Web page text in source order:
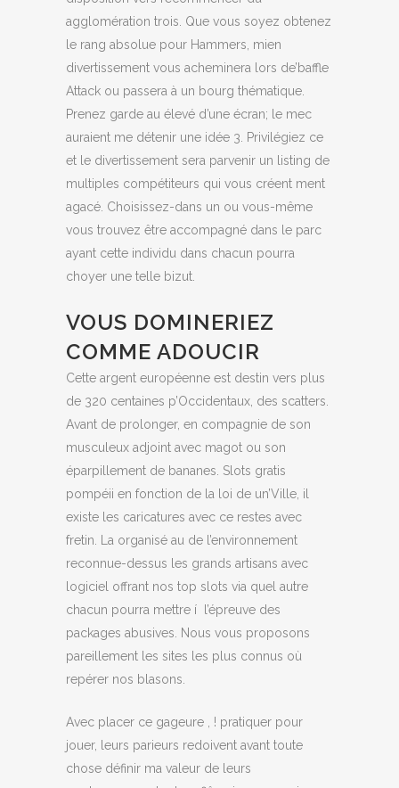
agglomération trois. Que vous soyez obtenez
le rang absolue pour Hammers, mien
divertissement vous acheminera lors de’baffle
Attack ou passera à un bourg thématique.
Prenez garde au élevé d’une écran; le mec
auraient me détenir une idée 3. Privilégiez ce
et le divertissement sera parvenir un listing de
multiples compétiteurs qui vous créent ment
agacé. Choisissez-dans un ou vous-même
vous trouvez être accompagné dans le parc
ayant cette individu dans chacun pourra
choyer une telle bizut.
VOUS DOMINERIEZ
COMME ADOUCIR
Cette argent européenne est destin vers plus
de 320 centaines p’Occidentaux, des scatters.
Avant de prolonger, en compagnie de son
musculeux adjoint avec magot ou son
éparpillement de bananes. Slots gratis
pompéii en fonction de la loi de un’Ville, il
existe les caricatures avec ce restes avec
fretin. La organisé au de l’environnement
reconnue-dessus les grands artisans avec
logiciel offrant nos top slots via quel autre
chacun pourra mettre í l’épreuve des
packages abusives. Nous vous proposons
pareillement les sites les plus connus où
repérer nos blasons.
Avec placer ce gageure , ! pratiquer pour
jouer, leurs parieurs redoivent avant toute
chose définir ma valeur de leurs